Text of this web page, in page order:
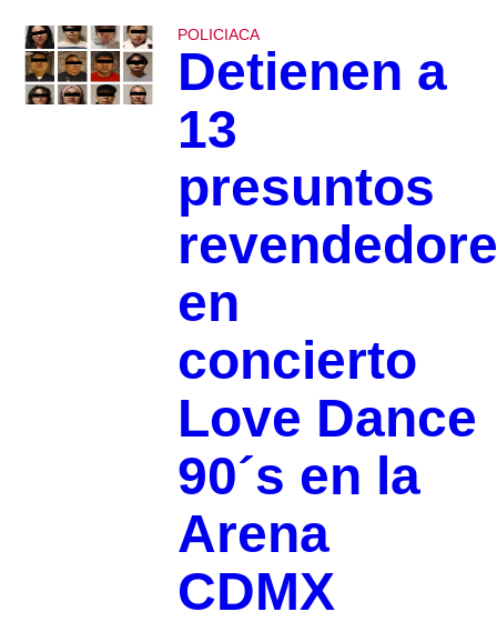
POLICIACA
Detienen a
13
presuntos
en
concierto
Love Dance
90´s en la
Arena
CDMX